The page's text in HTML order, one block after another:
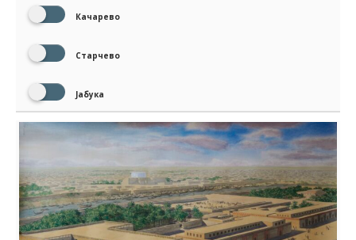
Качарево
Старчево
Јабука